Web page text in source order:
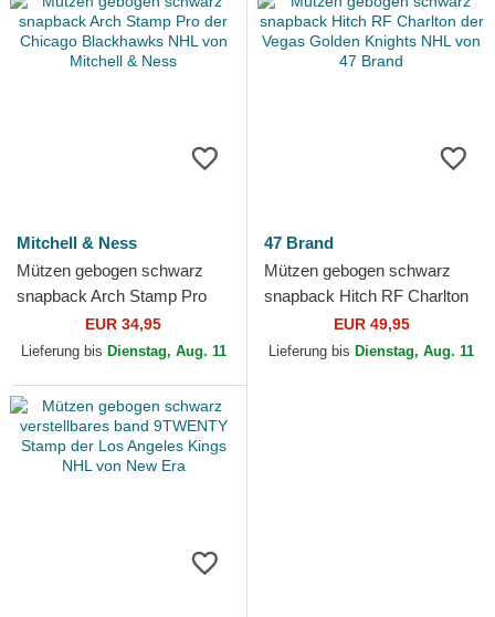
Mitchell & Ness
Mützen gebogen schwarz
snapback Arch Stamp Pro
der Chicago Blackhawks
NHL von Mitchell & Ness
EUR 34,95
Lieferung bis Dienstag, Aug. 11
47 Brand
Mützen gebogen schwarz
snapback Hitch RF Charlton
der Vegas Golden Knights
NHL von 47 Brand
EUR 49,95
Lieferung bis Dienstag, Aug. 11